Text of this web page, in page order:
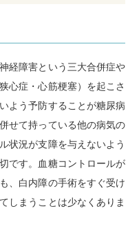
経障害という三大合併症や
心症・心筋梗塞）を起こさ
よう予防することが糖尿病
せて持っている他の病気の
状況が支障を与えないよう
です。血糖コントロールが
、白内障の手術をすぐ受け
しまうことは少なくありま